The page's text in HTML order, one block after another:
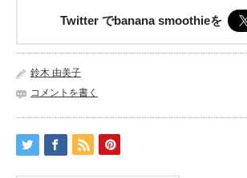
Twitter でbanana smoothieを
鈴木 由美子
コメントを書く